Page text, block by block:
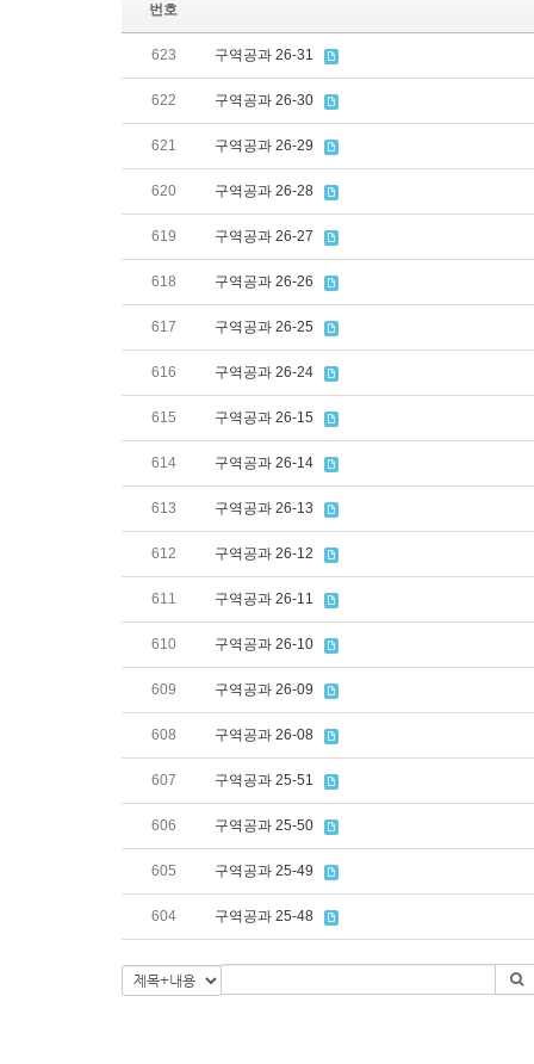
번호
623 구역공과 26-31
622 구역공과 26-30
621 구역공과 26-29
620 구역공과 26-28
619 구역공과 26-27
618 구역공과 26-26
617 구역공과 26-25
616 구역공과 26-24
615 구역공과 26-15
614 구역공과 26-14
613 구역공과 26-13
612 구역공과 26-12
611 구역공과 26-11
610 구역공과 26-10
609 구역공과 26-09
608 구역공과 26-08
607 구역공과 25-51
606 구역공과 25-50
605 구역공과 25-49
604 구역공과 25-48